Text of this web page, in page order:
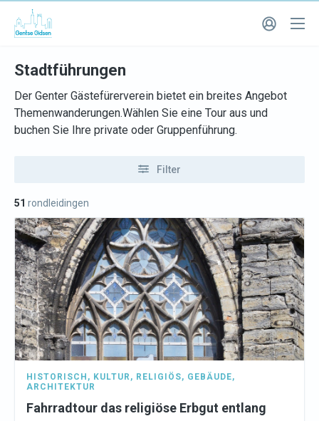
Stadtführungen
Der Genter Gästefürerverein bietet ein breites Angebot
Themenwanderungen.Wählen Sie eine Tour aus und
buchen Sie Ihre private oder Gruppenführung.
Filter
51 rondleidingen
HISTORISCH , KULTUR , RELIGIÖS, GEBÄUDE,
ARCHITEKTUR
Fahrradtour das religiöse Erbgut entlang